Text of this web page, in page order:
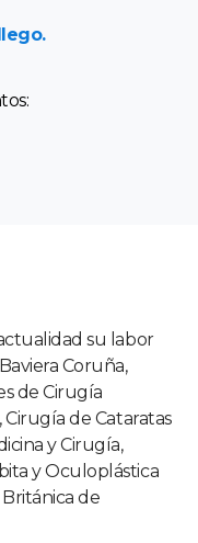
su labor
Coruña,
de Cirugía
Cirugía de Cataratas
y Cirugía,
y Oculoplástica
de